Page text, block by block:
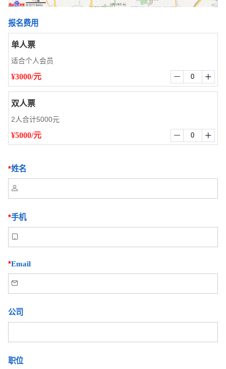
报名费用
单人票
适合个人会员
¥3000/元  
双人票
2人合计5000元
¥5000/元  
*姓名

*手机

*Email

公司
职位